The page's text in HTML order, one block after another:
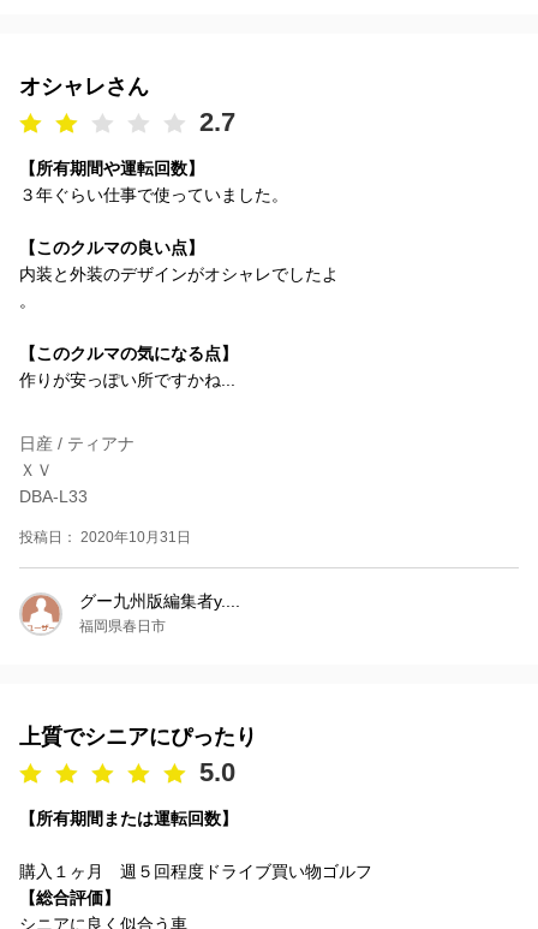
オシャレさん
2.7
【所有期間や運転回数】
３年ぐらい仕事で使っていました。
【このクルマの良い点】
内装と外装のデザインがオシャレでしたよ
。
【このクルマの気になる点】
作りが安っぽい所ですかね...
日産 / ティアナ
ＸＶ
DBA-L33
投稿日： 2020年10月31日
グー九州版編集者y....
福岡県春日市
上質でシニアにぴったり
5.0
【所有期間または運転回数】
購入１ヶ月 週５回程度ドライブ買い物ゴルフ
【総合評価】
シニアに良く似合う車